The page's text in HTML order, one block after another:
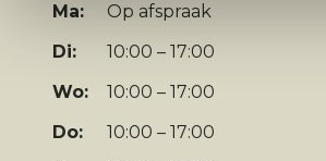
Ma:
Op afspraak
Di:
10:00 – 17:00
Wo:
10:00 – 17:00
Do:
10:00 – 17:00